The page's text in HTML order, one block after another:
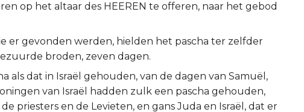
op het altaar des HEEREN te offeren, naar het gebod
er gevonden werden, hielden het pascha ter zelfder
broden, zeven dagen.
als dat in Israël gehouden, van de dagen van Samuël,
van Israël hadden zulk een pascha gehouden,
priesters en de Levieten, en gans Juda en Israël, dat er